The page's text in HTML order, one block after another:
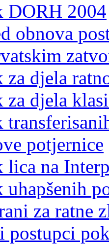
DORH 2004
obnova
za djela
za djela
potjernice
lica na
uhapšenih
za ratne
postupci